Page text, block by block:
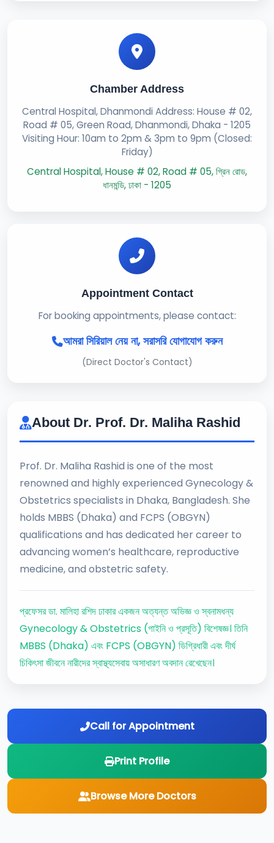
Chamber Address
Central Hospital, Dhanmondi Address: House # 02,
Road # 05, Green Road, Dhanmondi, Dhaka - 1205
Visiting Hour: 10am to 2pm & 3pm to 9pm (Closed:
Friday)
Central Hospital, House # 02, Road # 05, গ্রিন রোড,
ধানমন্ডি, ঢাকা - 1205
Appointment Contact
For booking appointments, please contact:
আমরা সিরিয়াল নেয় না, সরাসরি যোগাযোগ করুন
(Direct Doctor's Contact)
About Dr. Prof. Dr. Maliha Rashid
Prof. Dr. Maliha Rashid is one of the most
renowned and highly experienced Gynecology &
Obstetrics specialists in Dhaka, Bangladesh. She
holds MBBS (Dhaka) and FCPS (OBGYN)
qualifications and has dedicated her career to
advancing women’s healthcare, reproductive
medicine, and obstetric safety.
প্রফেসর ডা. মালিহা রশিদ ঢাকার একজন অত্যন্ত অভিজ্ঞ ও স্বনামধন্য
Gynecology & Obstetrics (গাইনি ও প্রসূতি) বিশেষজ্ঞ। তিনি
MBBS (Dhaka) এবং FCPS (OBGYN) ডিগ্রিধারী এবং দীর্ঘ
চিকিৎসা জীবনে নারীদের স্বাস্থ্যসেবায় অসাধারণ অবদান রেখেছেন।
Call for Appointment
Print Profile
Browse More Doctors